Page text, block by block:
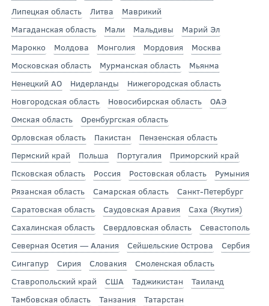
Липецкая область
Литва
Маврикий
Магаданская область
Мали Мальдивы
Марий Эл
Марокко
Молдова Монголия Мордовия
Москва
Московская область
Мурманская область
Мьянма
Ненецкий АО
Нидерланды
Нижегородская область
Новгородская область
Новосибирская область
ОАЭ
Омская область
Оренбургская область
Орловская область
Пакистан
Пензенская область
Пермский край
Польша Португалия
Приморский край
Псковская область
Россия Ростовская область
Румыния
Рязанская область
Самарская область
Санкт-Петербург
Саратовская область
Саудовская Аравия
Саха (Якутия)
Сахалинская область
Свердловская область
Севастополь
Северная Осетия — Алания
Сейшельские Острова
Сербия
Сингапур
Сирия Словакия
Смоленская область
Ставропольский край
США Таджикистан
Таиланд
Тамбовская область
Танзания
Татарстан